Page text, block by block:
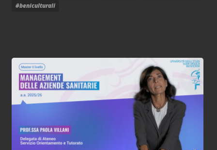
#beniculturali